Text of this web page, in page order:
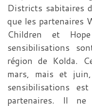
Districts sabitaires
que les partenaires
Children et
sensibilisations
région de Kolda.
mars, mais et
sensibilisations
partenaires. Il ne